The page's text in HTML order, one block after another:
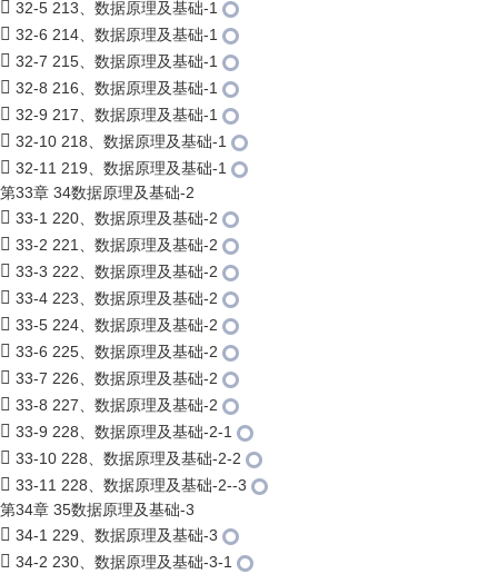
32-5 213、数据原理及基础-1
32-6 214、数据原理及基础-1
32-7 215、数据原理及基础-1
32-8 216、数据原理及基础-1
32-9 217、数据原理及基础-1
32-10 218、数据原理及基础-1
32-11 219、数据原理及基础-1
第33章 34数据原理及基础-2
33-1 220、数据原理及基础-2
33-2 221、数据原理及基础-2
33-3 222、数据原理及基础-2
33-4 223、数据原理及基础-2
33-5 224、数据原理及基础-2
33-6 225、数据原理及基础-2
33-7 226、数据原理及基础-2
33-8 227、数据原理及基础-2
33-9 228、数据原理及基础-2-1
33-10 228、数据原理及基础-2-2
33-11 228、数据原理及基础-2--3
第34章 35数据原理及基础-3
34-1 229、数据原理及基础-3
34-2 230、数据原理及基础-3-1